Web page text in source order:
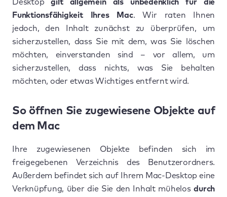
Desktopgilt allgemein als unbedenklich für die
Funktionsfähigkeit Ihres Mac. Wir raten Ihnen
jedoch, den Inhalt zunächst zu überprüfen, um
sicherzustellen, dass Sie mit dem, was Sie löschen
möchten, einverstanden sind – vor allem, um
sicherzustellen, dass nichts, was Sie behalten
möchten, oder etwas Wichtiges entfernt wird.
So öffnen Sie zugewiesene Objekte auf
dem Mac
Ihre zugewiesenen Objekte befinden sich im
freigegebenen Verzeichnis des Benutzerordners.
Außerdem befindet sich auf Ihrem Mac-Desktop eine
Verknüpfung, über die Sie den Inhalt mühelosdurch